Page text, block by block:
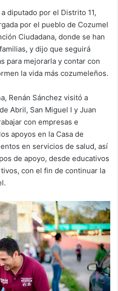
diputado por el Distrito 11,
por el pueblo de Cozumel
Ciudadana, donde se han
y dijo que seguirá
para mejorarla y contar con
la vida más cozumeleños.
Renán Sánchez visitó a
Abril, San Miguel I y Juan
con empresas e
apoyos en la Casa de
en servicios de salud, así
de apoyo, desde educativos
con el fin de continuar la